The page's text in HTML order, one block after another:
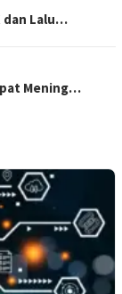
dan Lalu…
Mening…